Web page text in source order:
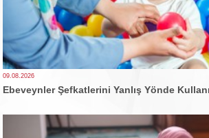
09.08.2026
Ebeveynler Şefkatlerini Yanlış Yönde